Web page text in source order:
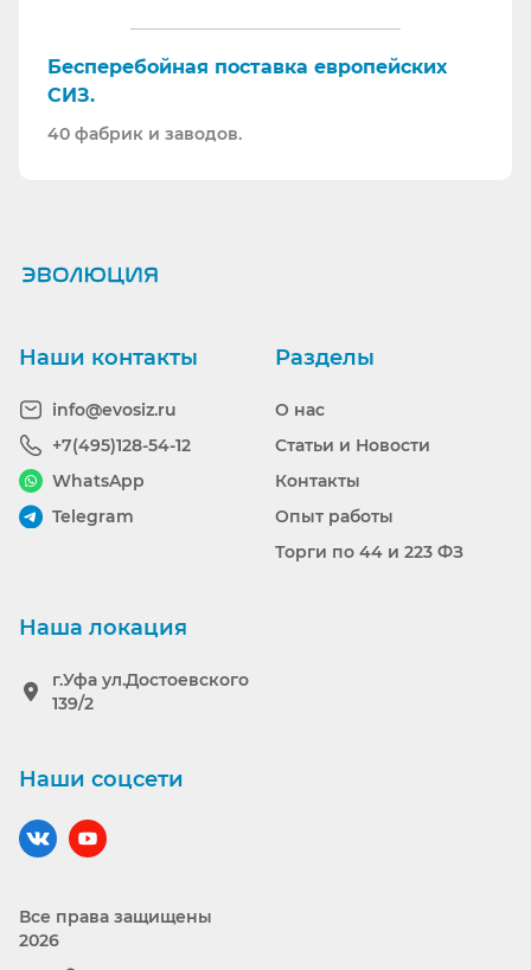
Бесперебойная поставка европейских
СИЗ.
40 фабрик и заводов.
Ранее вы смотрели
Разделы
О нас
Статьи и Новости
Контакты
Опыт работы
Торги по 44 и 223 ФЗ
Наши контакты
info@evosiz.ru
+7(495)128-54-12
WhatsApp
Telegram
Наша локация
г.Уфа ул.Достоевского
139/2
Наши соцсети
Наш вконтакте
Наш YouTube
Все права защищены
2026